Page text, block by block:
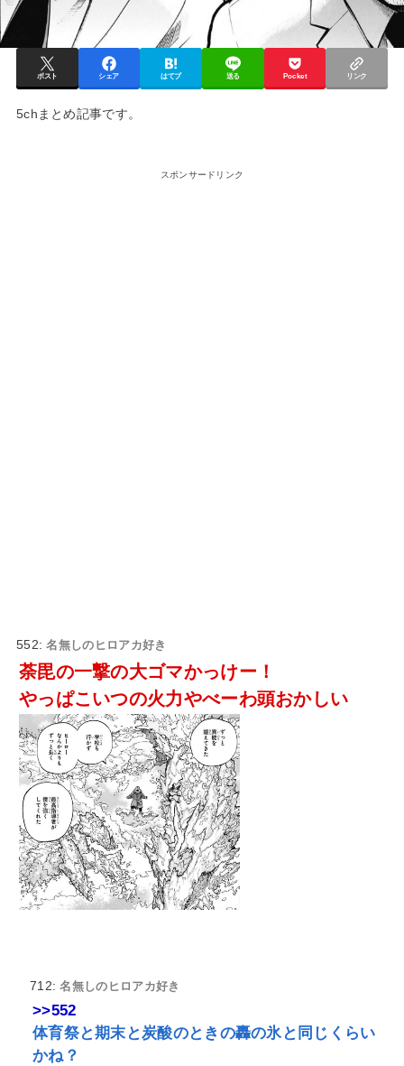
ポスト シェア はてブ 送る Pocket リンク
5chまとめ記事です。
スポンサードリンク
552:名無しのヒロアカ好き
荼毘の一撃の大ゴマかっけー！
やっぱこいつの火力やべーわ頭おかしい
712:名無しのヒロアカ好き
>>552
体育祭と期末と炭酸のときの轟の氷と同じくらい
かね？